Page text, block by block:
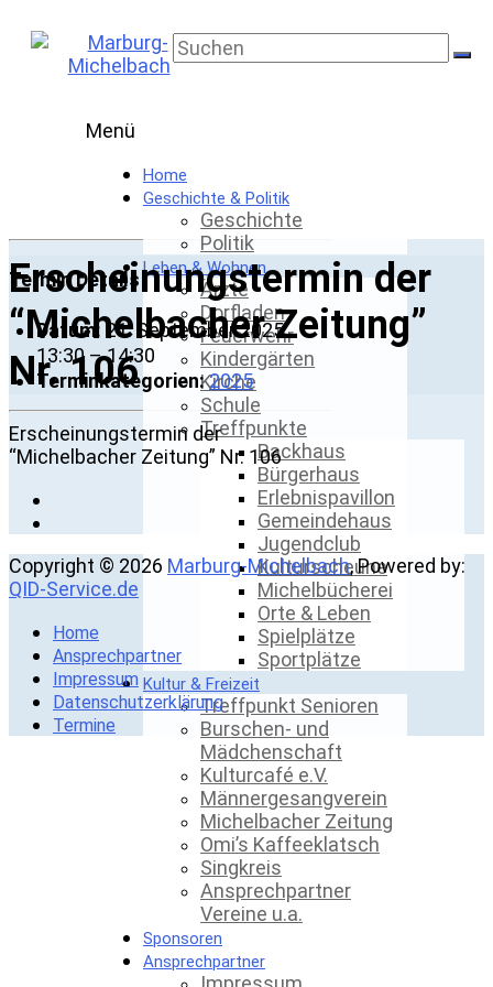
content
Marburg-
Michelbach
Menü
Home
Geschichte & Politik
Geschichte
Politik
Leben & Wohnen
Ärzte
Dorfladen
Feuerwehr
Kindergärten
Kirche
Schule
Treffpunkte
Backhaus
Bürgerhaus
Erlebnispavillon
Gemeindehaus
Jugendclub
Kulturscheune
Michelbücherei
Orte & Leben
Spielplätze
Sportplätze
Kultur & Freizeit
Treffpunkt Senioren
Burschen- und
Mädchenschaft
Kulturcafé e.V.
Männergesangverein
Michelbacher Zeitung
Omi’s Kaffeeklatsch
Singkreis
Ansprechpartner
Vereine u.a.
Sponsoren
Ansprechpartner
Erscheinungstermin der
“Michelbacher Zeitung”
Nr. 106
Termin Details
Datum: 21. September 2025
13:30 –14:30
Terminkategorien:2025
Erscheinungstermin der
“Michelbacher Zeitung” Nr. 106
Copyright © 2026 Marburg-Michelbach, Powered by:
QID-Service.de
Home
Ansprechpartner
Impressum
Datenschutzerklärung
Termine